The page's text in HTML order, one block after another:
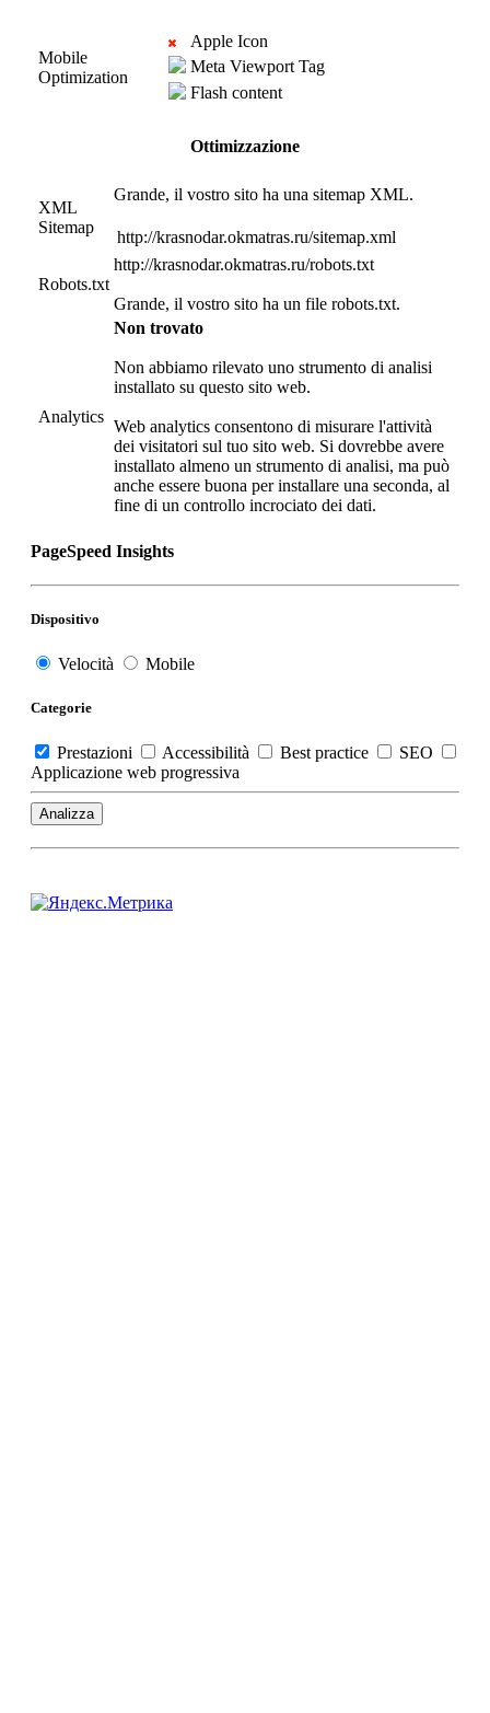
Mobile
Optimization
Apple Icon
Meta Viewport Tag
Flash content
Ottimizzazione
XML
Sitemap
Grande, il vostro sito ha una sitemap XML.
http://krasnodar.okmatras.ru/sitemap.xml
Robots.txt
http://krasnodar.okmatras.ru/robots.txt
Grande, il vostro sito ha un file robots.txt.
Analytics
Non trovato
Non abbiamo rilevato uno strumento di analisi
installato su questo sito web.
Web analytics consentono di misurare l'attività
dei visitatori sul tuo sito web. Si dovrebbe avere
installato almeno un strumento di analisi, ma può
anche essere buona per installare una seconda, al
fine di un controllo incrociato dei dati.
PageSpeed Insights
Dispositivo
Velocità Mobile
Categorie
Prestazioni Accessibilità Best practice
SEO
Applicazione web progressiva
Analizza